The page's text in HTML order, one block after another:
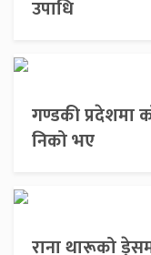
उपाधि
गण्डकी प्रदेशमा
निको भए
राना थारूको